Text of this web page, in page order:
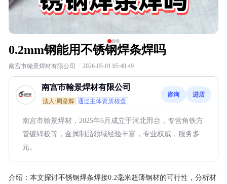
0.2mm钢能用不锈钢焊条焊吗
南宫市翰景焊材有限公司 · 2026-05-01 05:48:49
南宫市翰景焊材有限公司
法人:周彦辉 通过主体资质核查
咨询 进店
南宫市翰景焊材，2025年6月成立于河北邢台，专营角铁方
管镀锌板等，金属制品领域经验丰富，专业权威，服务多
元。
介绍： 本文探讨不锈钢焊条焊接0.2毫米超薄钢材的可行性，分析材